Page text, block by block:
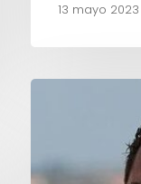
13 mayo 2023